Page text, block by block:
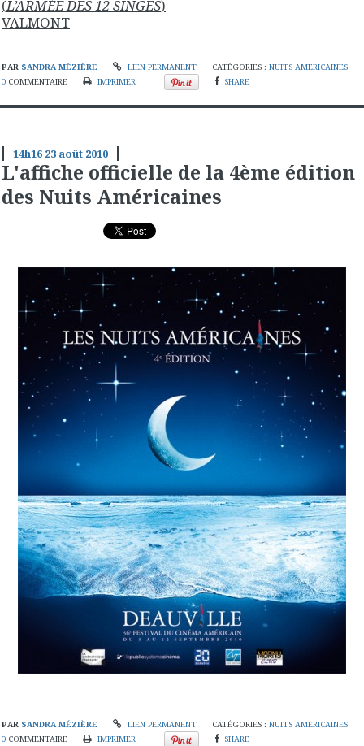
(L’ARMÉE DES 12 SINGES)
VALMONT
PAR SANDRA MÉZIÈRE LIEN PERMANENT CATÉGORIES :NUITS AMERICAINES
0 COMMENTAIRE IMPRIMER SHARE
14h16 23 août 2010
L'affiche officielle de la 4ème édition
des Nuits Américaines
PAR SANDRA MÉZIÈRE LIEN PERMANENT CATÉGORIES :NUITS AMERICAINES
0 COMMENTAIRE IMPRIMER SHARE